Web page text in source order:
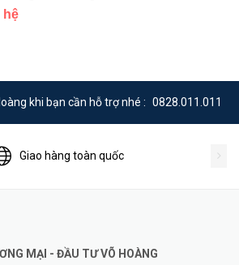
hệ
khi bạn cần hỗ trợ nhé : 0828.011.011
Giao hàng toàn quốc
MẠI - ĐẦU TƯ VÕ HOÀNG